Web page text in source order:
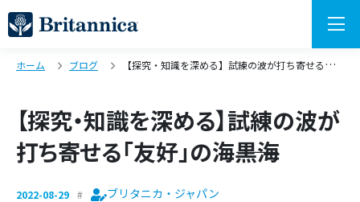
ホーム ブログ 【探究・知識を深める】試練の波が打ち寄せる「友好」の海――黒海
【探究・知識を深める】試練の波が
打ち寄せる「友好」の海――黒海
2022-08-29 ブリタニカ・ジャパン